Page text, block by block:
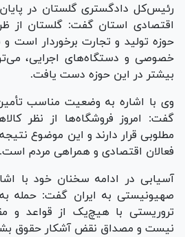
رئیس‌کل دادگستری گلستان در
اقتصادی استان گفت: گلستان از
حوزه تولید و تجارت برخوردار است
خصوصی و دستگاه‌های اجرایی،
بیشتر در این حوزه دست یافت.
وی با اشاره به وضعیت مناسب
گفت: امروز فروشگاه‌ها از نظر
مطلوبی قرار دارند و این موضوع
فعالان اقتصادی و همراهی مردم است.
آسیابی در ادامه سخنان خود با
صهیونیستی به ایران گفت: حمله
تروریستی با هیچ‌یک از قواعد و
نیست و مصداق نقض آشکار حقوق